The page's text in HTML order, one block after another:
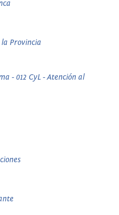
Provincia
- 012 CyL - Atención al